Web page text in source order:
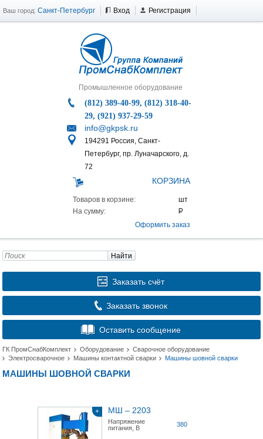
Ваш город: Санкт-Петербург Вход Регистрация
Промышленное оборудование
(812) 389-40-99, (812) 318-40-
29, (921) 937-29-59
info@gkpsk.ru
194291 Россия, Санкт-
Петербург, пр. Луначарского, д.
72
КОРЗИНА
Товаров в корзине:
На сумму:
Оформить заказ
Найти
Заказать счёт
Заказать звонок
Оставить сообщение
ГК ПромСнабКомплект Оборудование
Сварочное оборудование
Электросварочное
Машины контактной сварки Машины шовной сварки
МАШИНЫ ШОВНОЙ СВАРКИ
+ МШ – 2203
Напряжение
питания, В
380